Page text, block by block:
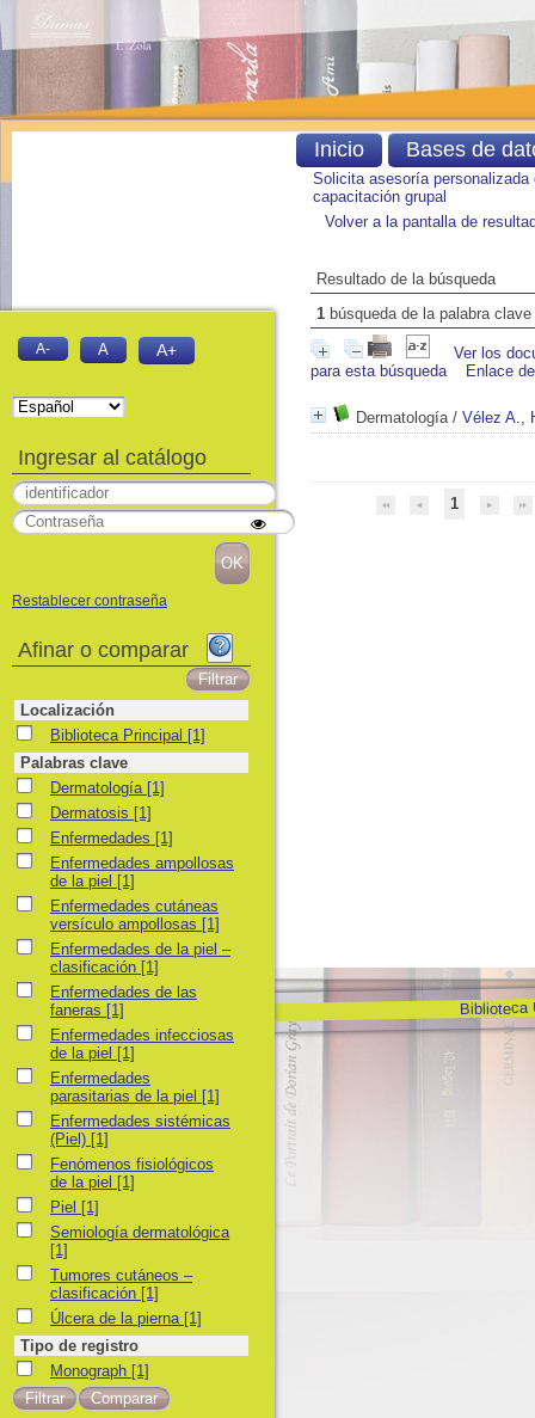
Solicita asesoría personalizada
capacitación grupal
Volver a la pantalla de
Resultado de la búsqueda
1 búsqueda de la palabra clave
Ver los
para esta búsqueda
Enlace
Dermatología/ Vélez A.,
1
Biblioteca
Inicio Bases de
A- A A+
Ingresar al catálogo
Restablecer contraseña
Afinar o comparar
Localización
Biblioteca Principal
Biblioteca Principal [1]
Palabras clave
Dermatología
Dermatología [1]
Dermatosis
Dermatosis [1]
Enfermedades
Enfermedades [1]
Enfermedades ampollosas de la piel
Enfermedades ampollosas
de la piel [1]
Enfermedades cutáneas versículo ampollosas
Enfermedades cutáneas
versículo ampollosas [1]
Enfermedades de la piel – clasificación
Enfermedades de la piel –
clasificación [1]
Enfermedades de las faneras
Enfermedades de las
faneras [1]
Enfermedades infecciosas de la piel
Enfermedades infecciosas
de la piel [1]
Enfermedades parasitarias de la piel
Enfermedades
parasitarias de la piel [1]
Enfermedades sistémicas (Piel)
Enfermedades sistémicas
(Piel) [1]
Fenómenos fisiológicos de la piel
Fenómenos fisiológicos
de la piel [1]
Piel
Piel [1]
Semiología dermatológica
Semiología dermatológica
[1]
Tumores cutáneos – clasificación
Tumores cutáneos –
clasificación [1]
Úlcera de la pierna
Úlcera de la pierna [1]
Tipo de registro
Monograph
Monograph [1]